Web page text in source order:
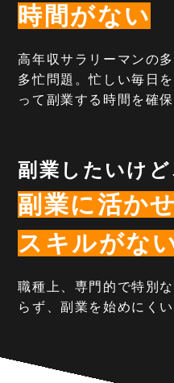
時間がない
高年収サラリーマンの
多忙問題。忙しい毎日
って副業する時間を確
副業したいけど
副業に活か
スキルがな
職種上、専門的で特別
らず、副業を始めにくい